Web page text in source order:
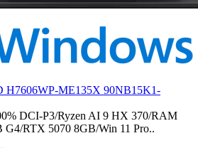
H7606WP-ME135X 90NB15K1-
DCI-P3/Ryzen AI 9 HX 370/RAM
RTX 5070 8GB/Win 11 Pro..